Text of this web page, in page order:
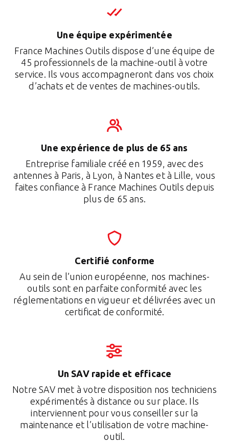
Une équipe expérimentée
France Machines Outils dispose d’une équipe de
45 professionnels de la machine-outil à votre
service. Ils vous accompagneront dans vos choix
d’achats et de ventes de machines-outils.
Une expérience de plus de 65 ans
Entreprise familiale créé en 1959, avec des
antennes à Paris, à Lyon, à Nantes et à Lille, vous
faites confiance à France Machines Outils depuis
plus de 65 ans.
Certifié conforme
Au sein de l’union européenne, nos machines-
outils sont en parfaite conformité avec les
réglementations en vigueur et délivrées avec un
certificat de conformité.
Un SAV rapide et efficace
Notre SAV met à votre disposition nos techniciens
expérimentés à distance ou sur place. Ils
interviennent pour vous conseiller sur la
maintenance et l’utilisation de votre machine-
outil.